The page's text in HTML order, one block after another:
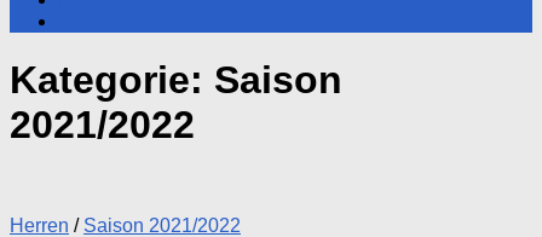
Kategorie: Saison
2021/2022
Herren / Saison 2021/2022